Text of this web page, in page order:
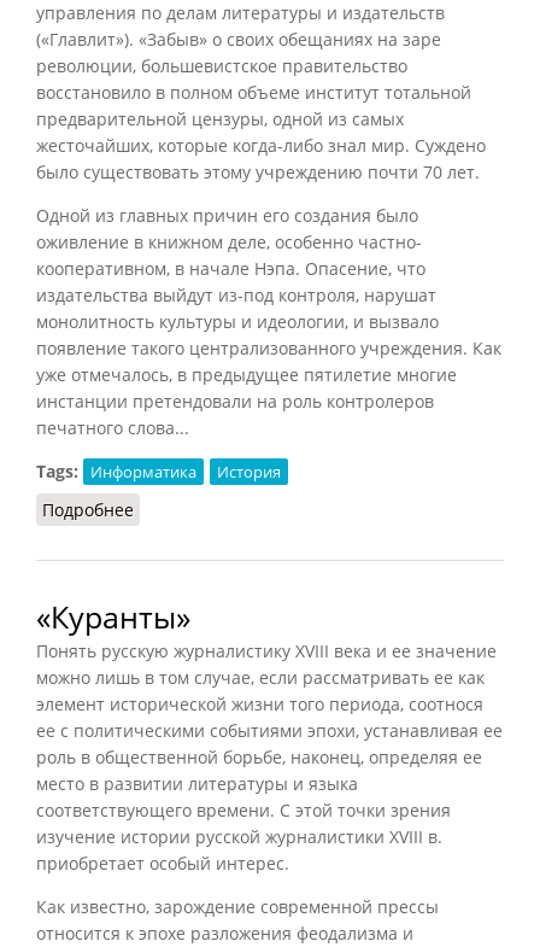
управления по делам литературы и издательств
(«Главлит»). «Забыв» о своих обещаниях на заре
революции, большевистское правительство
восстановило в полном объеме институт тотальной
предварительной цензуры, одной из самых
жесточайших, которые когда-либо знал мир. Суждено
было существовать этому учреждению почти 70 лет.
Одной из главных причин его создания было
оживление в книжном деле, особенно частно-
кооперативном, в начале Нэпа. Опасение, что
издательства выйдут из-под контроля, нарушат
монолитность культуры и идеологии, и вызвало
появление такого централизованного учреждения. Как
уже отмечалось, в предыдущее пятилетие многие
инстанции претендовали на роль контролеров
печатного слова...
Tags:
Информатика История
Подробнее
«Куранты»
Понять русскую журналистику XVIII века и ее значение
можно лишь в том случае, если рассматривать ее как
элемент исторической жизни того периода, соотнося
ее с политическими событиями эпохи, устанавливая ее
роль в общественной борьбе, наконец, определяя ее
место в развитии литературы и языка
соответствующего времени. С этой точки зрения
изучение истории русской журналистики XVIII в.
приобретает особый интерес.
Как известно, зарождение современной прессы
относится к эпохе разложения феодализма и